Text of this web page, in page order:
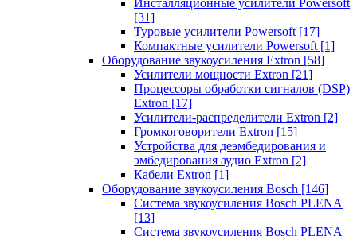
Инсталляционные усилители Powersoft
[31]
Туровые усилители Powersoft [17]
Компактные усилители Powersoft [1]
Оборудование звукоусиления Extron [58]
Усилители мощности Extron [21]
Процессоры обработки сигналов (DSP)
Extron [17]
Усилители-распределители Extron [2]
Громкоговорители Extron [15]
Устройства для деэмбедирования и
эмбедирования аудио Extron [2]
Кабели Extron [1]
Оборудование звукоусиления Bosch [146]
Система звукоусиления Bosch PLENA
[13]
Система звукоусиления Bosch PLENA